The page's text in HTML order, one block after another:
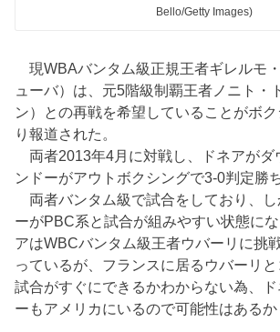
Bello/Getty Images)
現WBAバンタム級正規王者ギレルモ
ューバ）は、元5階級制覇王者ノニト・
ン）との再戦を希望していることがボ
り報道された。
両者2013年4月に対戦し、ドネアがダ
ンドーがアウトボクシングで3-0判定勝
両者バンタム級で試合をしており、し
ーがPBC系と試合が組みやすい状態に
アはWBCバンタム級王者ウバーリに挑
っているが、フランスに居るウバーリ
試合がすぐにできるかわからない為、
ーもアメリカにいるので可能性はあるか